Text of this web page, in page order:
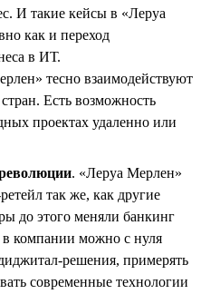
И такие кейсы в «Леруа
как и переход
в ИТ.
тесно взаимодействуют
Есть возможность
проектах удаленно или
. «Леруа Мерлен»
так же, как другие
до этого меняли банкинг
компании можно с нуля
решения, примерять
современные технологии